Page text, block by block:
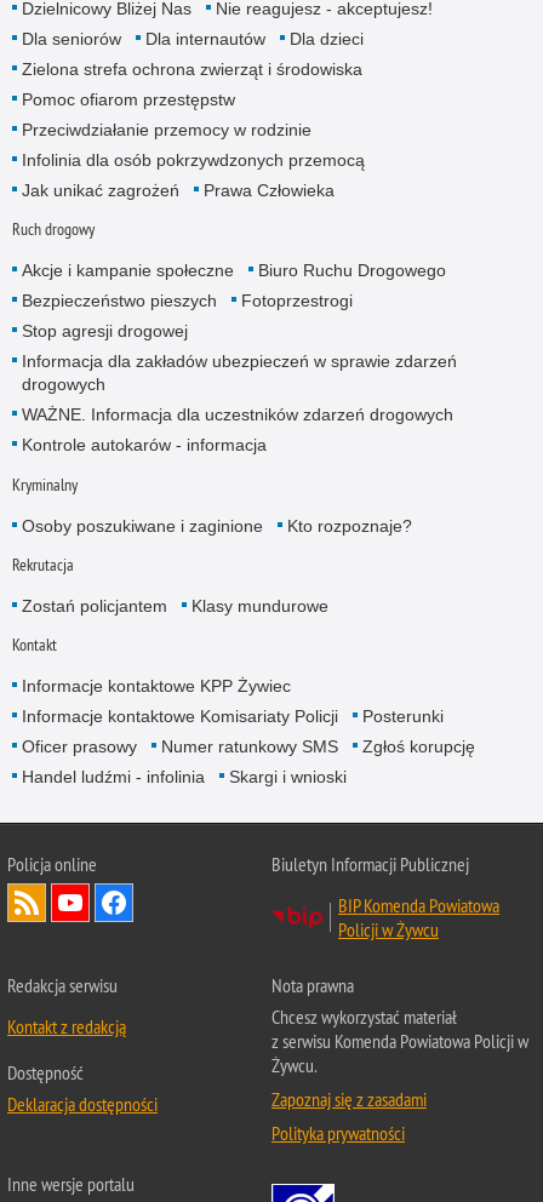
Dzielnicowy Bliżej Nas
Nie reagujesz - akceptujesz!
Dla seniorów
Dla internautów
Dla dzieci
Zielona strefa ochrona zwierząt i środowiska
Pomoc ofiarom przestępstw
Przeciwdziałanie przemocy w rodzinie
Infolinia dla osób pokrzywdzonych przemocą
Jak unikać zagrożeń
Prawa Człowieka
Ruch drogowy
Akcje i kampanie społeczne
Biuro Ruchu Drogowego
Bezpieczeństwo pieszych
Fotoprzestrogi
Stop agresji drogowej
Informacja dla zakładów ubezpieczeń w sprawie zdarzeń
drogowych
WAŻNE. Informacja dla uczestników zdarzeń drogowych
Kontrole autokarów - informacja
Kryminalny
Osoby poszukiwane i zaginione Kto rozpoznaje?
Rekrutacja
Zostań policjantem Klasy mundurowe
Kontakt
Informacje kontaktowe KPP Żywiec
Informacje kontaktowe Komisariaty Policji
Posterunki
Oficer prasowy
Numer ratunkowy SMS
Zgłoś korupcję
Handel ludźmi - infolinia
Skargi i wnioski
Policja online
Biuletyn Informacji Publicznej
BIP Komenda Powiatowa
Policji w Żywcu
Redakcja serwisu
Kontakt z redakcją
Dostępność
Deklaracja dostępności
Nota prawna
Chcesz wykorzystać materiał
z serwisu Komenda Powiatowa Policji w
Żywcu.
Zapoznaj się z zasadami
Polityka prywatności
Inne wersje portalu